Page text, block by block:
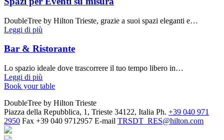
DoubleTree by Hilton Trieste, grazie a suoi spazi eleganti e…
Leggi di più
Bar & Ristorante
Lo spazio ideale dove trascorrere il tuo tempo libero in…
Leggi di più
Book your table
DoubleTree by Hilton Trieste
Piazza della Repubblica, 1, Trieste 34122, Italia Ph. +39 040 971
2950 Fax +39 040 9712957 E-mail TRSDT_RES@hilton.com